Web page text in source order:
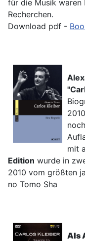
für die Musik waren
Recherchen.
Download pdf -
"Ca
mit
Edition wurde in
2010 vom größten
no Tomo Sha
Als